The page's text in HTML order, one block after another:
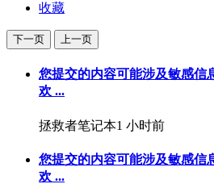
收藏
下一页 上一页
您提交的内容可能涉及敏感信
欢 ...
拯救者笔记本1 小时前
您提交的内容可能涉及敏感信
欢 ...